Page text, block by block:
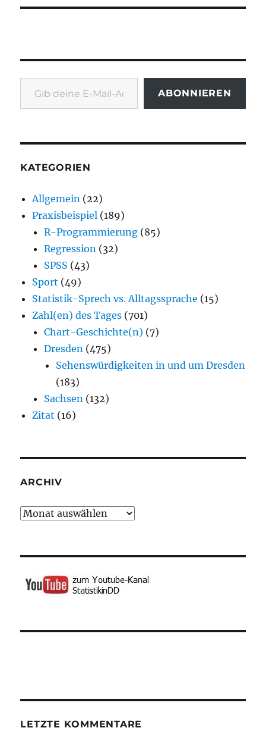
Gib deine E-Mail-Adresse ein ...
ABONNIEREN
KATEGORIEN
Allgemein (22)
Praxisbeispiel (189)
R-Programmierung (85)
Regression (32)
SPSS (43)
Sport (49)
Statistik-Sprech vs. Alltagssprache (15)
Zahl(en) des Tages (701)
Chart-Geschichte(n) (7)
Dresden (475)
Sehenswürdigkeiten in und um Dresden
(183)
Sachsen (132)
Zitat (16)
ARCHIV
Archiv
LETZTE KOMMENTARE